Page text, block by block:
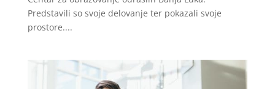
Predstavili so svoje delovanje ter pokazali svoje
prostore....